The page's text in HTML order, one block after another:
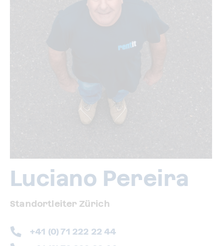
Luciano Pereira
Standortleiter Zürich
+41 (0) 71 222 22 44